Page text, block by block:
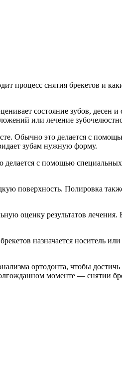
процесс снятия брекетов и
состояние зубов, десен
или лечение
Обычно это делается с
зубам нужную форму.
делается с помощью
поверхность. Полировка
оценку результатов
назначается носитель
ортодонта, чтобы
моменте — снятии